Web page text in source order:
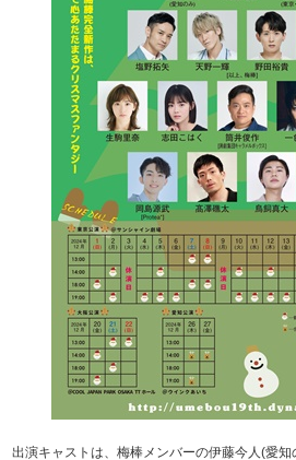
出演キャストは、梅棒メンバーの伊藤今人(愛